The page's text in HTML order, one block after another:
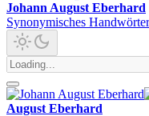
Johann August Eberhard
Synonymisches
August Eberhard